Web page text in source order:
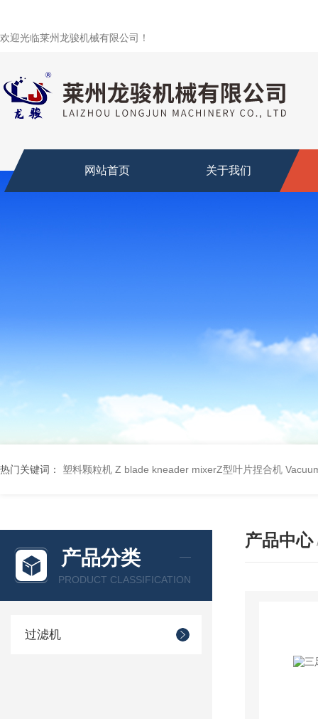
欢迎光临莱州龙骏机械有限公司！
网站首页 关于我们
热门关键词： 塑料颗粒机 Z blade kneader mixerZ型叶片捏合机
产品分类
PRODUCT CLASSIFICATION
过滤机
产品中心